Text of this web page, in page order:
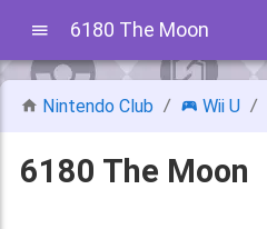
6180 The Moon
Nintendo Club Wii U
6180 The Moon